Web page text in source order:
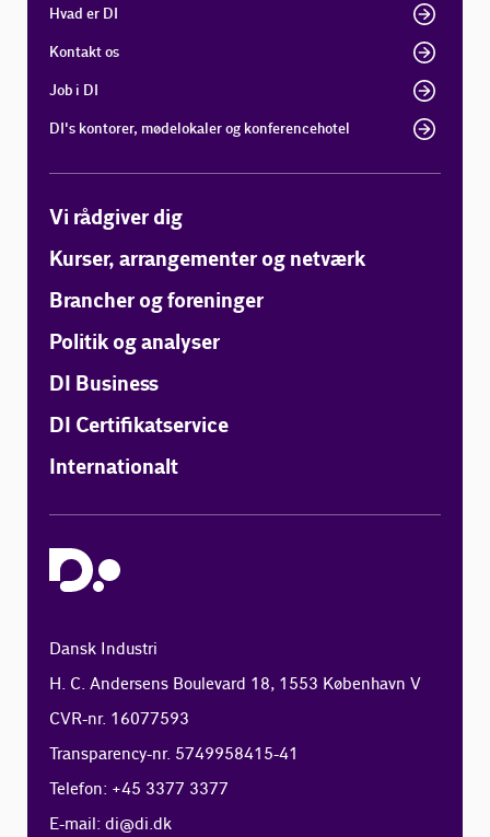
Hvad er DI
Kontakt os
Job i DI
DI's kontorer, mødelokaler og konferencehotel
Vi rådgiver dig
Kurser, arrangementer og netværk
Brancher og foreninger
Politik og analyser
DI Business
DI Certifikatservice
Internationalt
Dansk Industri
H. C. Andersens Boulevard 18, 1553 København V
CVR-nr. 16077593
Transparency-nr. 5749958415-41
Telefon: +45 3377 3377
E-mail:di@di.dk